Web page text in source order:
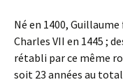
Né en 1400,
Charles VII en 1445 ;
rétabli par ce même
soit 23 années au